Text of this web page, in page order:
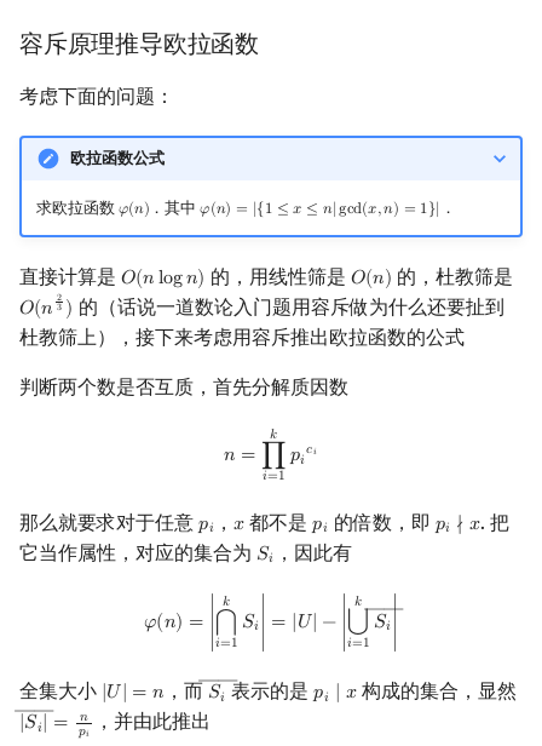
容斥原理推导欧拉函数
考虑下面的问题：
欧拉函数公式
求欧拉函数 𝜑(𝑛)
φ(n) ．其中𝜑(𝑛) = |{1 ≤ 𝑥 ≤ 𝑛|gcd(𝑥,𝑛) = 1}|
φ(n) =|{ ≤ x≤ n|gcd (x, n)=1}| ．
直接计算是 𝑂(𝑛log𝑛)
O(nlogn) 的，用线性筛是 𝑂(𝑛)
O(n) 的，杜教筛是
𝑂(𝑛 2
3 )
O(n23) 的（话说一道数论入门题用容斥做为什么还要扯到
杜教筛上），接下来考虑用容斥推出欧拉函数的公式
判断两个数是否互质，首先分解质因数
𝑛 =
𝑘
∏
𝑖=1
𝑝𝑖
𝑐𝑖
=1k
那么就要求对于任意 𝑝𝑖
pi ，𝑥
x 都不是𝑝𝑖
pi 的倍数，即 𝑝𝑖 ∤ 𝑥
pi ∤ x . 把
它当作属性，对应的集合为 𝑆𝑖
Si ，因此有
𝜑(𝑛) =
𝑘
𝑖=1
𝑆𝑖 = |𝑈| −
𝑘
⋃
𝑖=1
――
𝑆𝑖
=1 = 1kSi―|
全集大小 |𝑈| = 𝑛
|U =n ，而――
𝑆𝑖
Si―表示的是 𝑝𝑖 ∣ 𝑥
pi 构成的集合，显然
|
――
𝑆𝑖| = 𝑛
𝑝𝑖
|Si |= np ，并由此推出